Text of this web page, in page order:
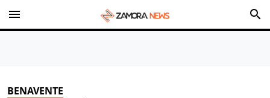
menu search
BENAVENTE